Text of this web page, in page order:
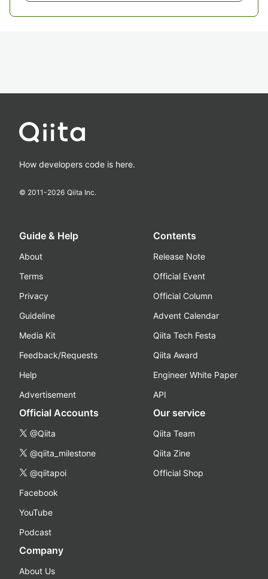
How developers code is here.
© 2011-2026 Qiita Inc.
Guide & Help
About
Terms
Privacy
Guideline
Media Kit
Feedback/Requests
Help
Advertisement
Contents
Release Note
Official Event
Official Column
Advent Calendar
Qiita Tech Festa
Qiita Award
Engineer White Paper
API
Official Accounts
@Qiita
@qiita_milestone
@qiitapoi
Facebook
YouTube
Podcast
Our service
Qiita Team
Qiita Zine
Official Shop
Company
About Us